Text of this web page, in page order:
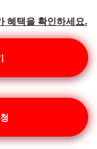
혜택을 확인하세요.